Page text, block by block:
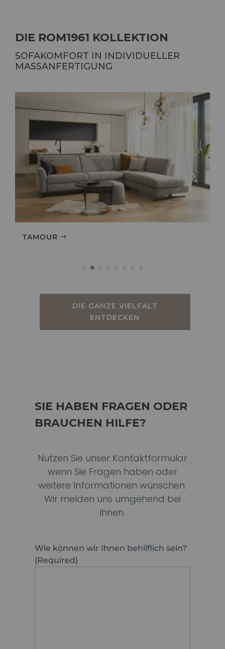
DIE ROM1961 KOLLEKTION
SOFAKOMFORT IN INDIVIDUELLER
MASSANFERTIGUNG
TAMOUR
DIE GANZE VIELFALT
ENTDECKEN
SIE HABEN FRAGEN ODER
BRAUCHEN HILFE?
Nutzen Sie unser Kontaktformular
wenn Sie Fragen haben oder
weitere Informationen wünschen.
Wir melden uns umgehend bei
Ihnen.
Wie können wir Ihnen behilflich sein?
(Required)